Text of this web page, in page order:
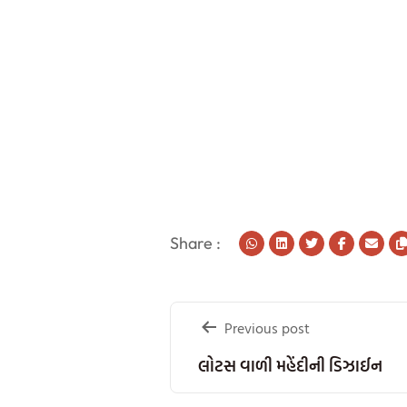
Share :
Post
navigation
Previous post
લોટસ વાળી મહેંદીની ડિઝાઈન